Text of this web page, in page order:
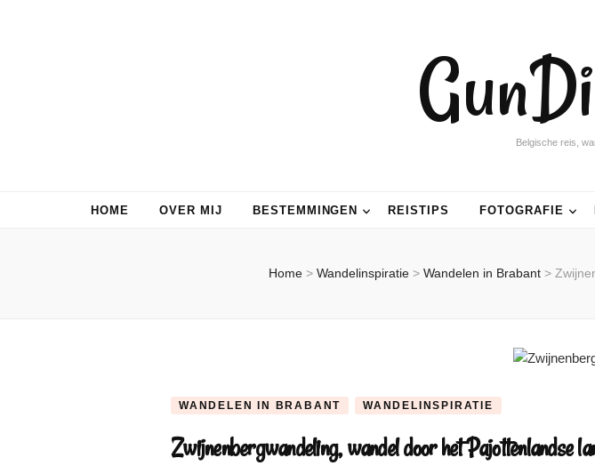
Belgische reis,
HOME OVER MIJ BESTEMMINGEN REISTIPS FOTOGRAFIE
Home > Wandelinspiratie > Wandelen in Brabant >
WANDELEN IN BRABANT WANDELINSPIRATIE
Zwijnenbergwandeling, wandel door het Pajottenlandse